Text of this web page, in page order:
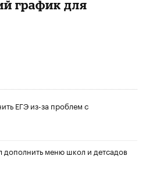
график для
ЕГЭ из-за проблем с
меню школ и детсадов